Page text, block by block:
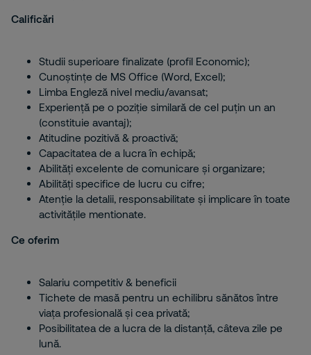
Calificări
Studii superioare finalizate (profil Economic);
Cunoștințe de MS Office (Word, Excel);
Limba Engleză nivel mediu/avansat;
Experiență pe o poziție similară de cel puțin un an
(constituie avantaj);
Atitudine pozitivă & proactivă;
Capacitatea de a lucra în echipă;
Abilități excelente de comunicare și organizare;
Abilități specifice de lucru cu cifre;
Atenție la detalii, responsabilitate și implicare în toate
activitățile mentionate.
Ce oferim
Salariu competitiv & beneficii
Tichete de masă pentru un echilibru sănătos între
viața profesională și cea privată;
Posibilitatea de a lucra de la distanță, câteva zile pe
lună.